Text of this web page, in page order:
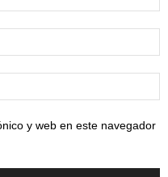
y web en este navegador